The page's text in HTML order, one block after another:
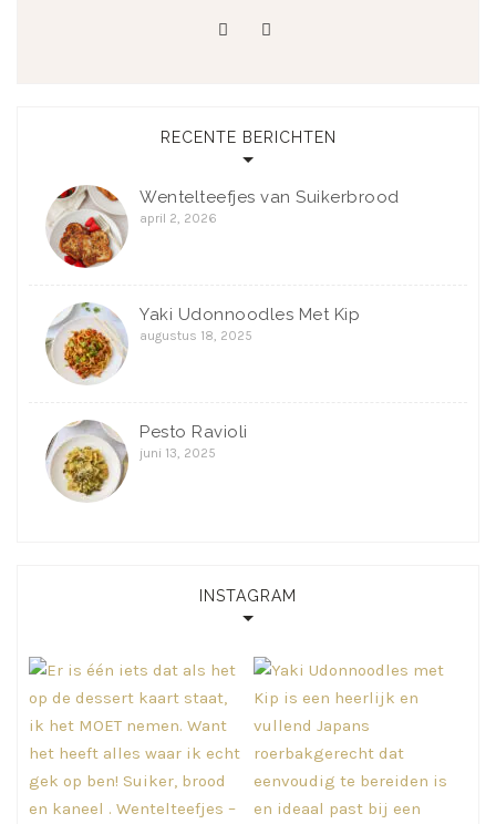
RECENTE BERICHTEN
Wentelteefjes van Suikerbrood
april 2, 2026
Yaki Udonnoodles Met Kip
augustus 18, 2025
Pesto Ravioli
juni 13, 2025
INSTAGRAM